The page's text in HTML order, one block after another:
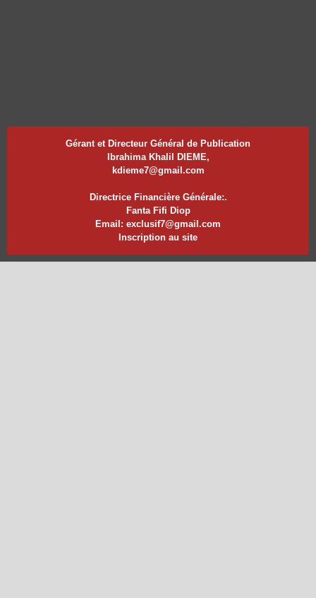
Gérant et Directeur Général de Publication
Ibrahima Khalil DIEME,
kdieme7@gmail.com
Directrice Financière Générale:.
Fanta Fifi Diop
Email: exclusif7@gmail.com
Inscription au site